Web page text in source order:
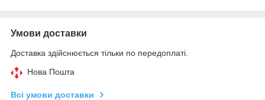
Умови доставки
Доставка здійснюється тільки по передоплаті.
Нова Пошта
Всі умови доставки